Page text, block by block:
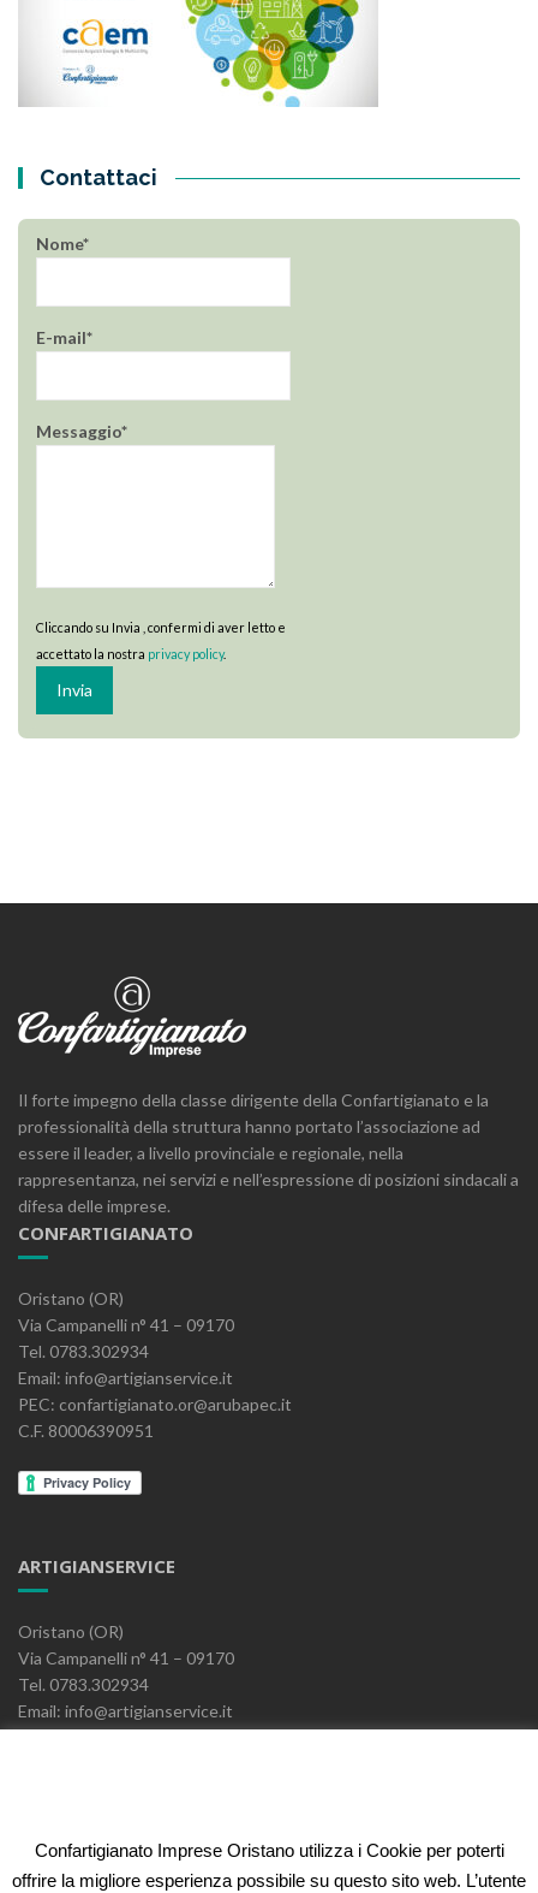
Contattaci
Nome*
E-mail*
Messaggio*
Cliccando su Invia , confermi di aver letto e
accettato la nostra privacy policy.
Il forte impegno della classe dirigente della Confartigianato e la
professionalità della struttura hanno portato l’associazione ad
essere il leader, a livello provinciale e regionale, nella
rappresentanza, nei servizi e nell’espressione di posizioni sindacali a
difesa delle imprese.
CONFARTIGIANATO
Oristano (OR)
Via Campanelli n° 41 – 09170
Tel. 0783.302934
Email: info@artigianservice.it
PEC: confartigianato.or@arubapec.it
C.F. 80006390951
ARTIGIANSERVICE
Oristano (OR)
Via Campanelli n° 41 – 09170
Tel. 0783.302934
Email: info@artigianservice.it
ELEONORA FIDI
Confartigianato Imprese Oristano utilizza i Cookie per poterti
offrire la migliore esperienza possibile su questo sito web. L’utente